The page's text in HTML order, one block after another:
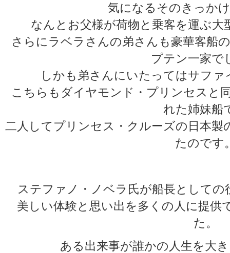
気になるそのきっか
なんとお父様が荷物と乗客を運ぶ大
さらにラベラさんの弟さんも豪華客船
プテン一家で
しかも弟さんにいたってはサフ
こちらもダイヤモンド・プリンセスと
れた姉妹船
二人してプリンセス・クルーズの日本
たのです
ステファノ・ノベラ氏が船長として
美しい体験と思い出を多くの人に提
た。
ある出来事が誰かの人生を大